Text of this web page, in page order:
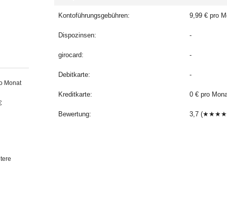
Monat
Kontoführungsgebühren: 9,99 € pro
Dispozinsen: -
girocard: -
Debitkarte: -
Kreditkarte: 0 € pro
Bewertung: 3,7